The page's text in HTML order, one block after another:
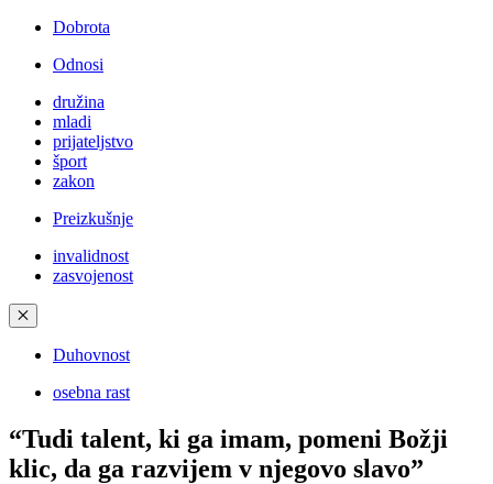
Dobrota
Odnosi
družina
mladi
prijateljstvo
šport
zakon
Preizkušnje
invalidnost
zasvojenost
✕
Duhovnost
osebna rast
“Tudi talent, ki ga imam, pomeni Božji
klic, da ga razvijem v njegovo slavo”